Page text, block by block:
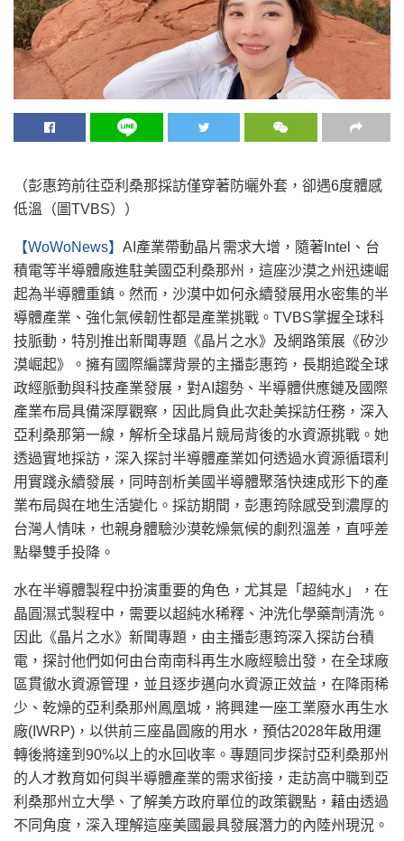
（彭惠筠前往亞利桑那採訪僅穿著防曬外套，卻遇6度體感
低溫（圖TVBS））
【WoWoNews】 AI產業帶動晶片需求大增，隨著Intel、台
積電等半導體廠進駐美國亞利桑那州，這座沙漠之州迅速崛
起為半導體重鎮。然而，沙漠中如何永續發展用水密集的半
導體產業、強化氣候韌性都是產業挑戰。TVBS掌握全球科
技脈動，特別推出新聞專題《晶片之水》及網路策展《矽沙
漠崛起》。擁有國際編譯背景的主播彭惠筠，長期追蹤全球
政經脈動與科技產業發展，對AI趨勢、半導體供應鏈及國際
產業布局具備深厚觀察，因此肩負此次赴美採訪任務，深入
亞利桑那第一線，解析全球晶片競局背後的水資源挑戰。她
透過實地採訪，深入探討半導體產業如何透過水資源循環利
用實踐永續發展，同時剖析美國半導體聚落快速成形下的產
業布局與在地生活變化。採訪期間，彭惠筠除感受到濃厚的
台灣人情味，也親身體驗沙漠乾燥氣候的劇烈溫差，直呼差
點舉雙手投降。
水在半導體製程中扮演重要的角色，尤其是「超純水」，在
晶圓濕式製程中，需要以超純水稀釋、沖洗化學藥劑清洗。
因此《晶片之水》新聞專題，由主播彭惠筠深入探訪台積
電，探討他們如何由台南南科再生水廠經驗出發，在全球廠
區貫徹水資源管理，並且逐步邁向水資源正效益，在降雨稀
少、乾燥的亞利桑那州鳳凰城，將興建一座工業廢水再生水
廠(IWRP)，以供前三座晶圓廠的用水，預估2028年啟用運
轉後將達到90%以上的水回收率。專題同步探討亞利桑那州
的人才教育如何與半導體產業的需求銜接，走訪高中職到亞
利桑那州立大學、了解美方政府單位的政策觀點，藉由透過
不同角度，深入理解這座美國最具發展潛力的內陸州現況。